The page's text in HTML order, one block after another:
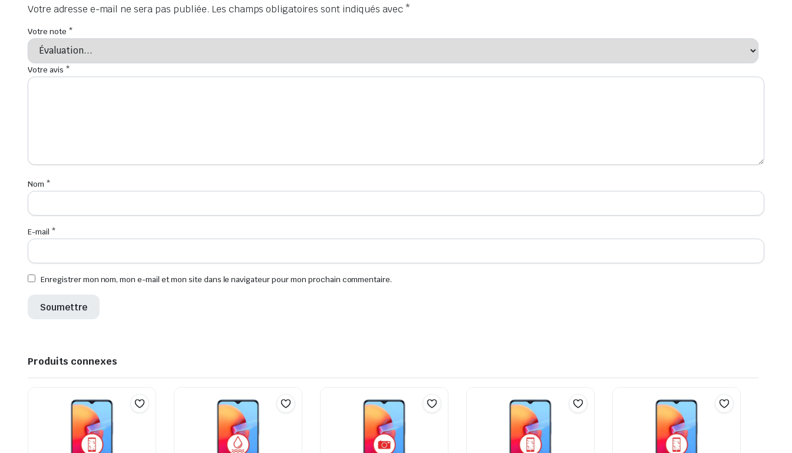
Votre adresse e-mail ne sera pas publiée. Les champs obligatoires sont indiqués avec*
Votre note *
Votre avis *
Nom *
E-mail *
Enregistrer mon nom, mon e-mail et mon site dans le navigateur pour mon prochain commentaire.
Produits connexes